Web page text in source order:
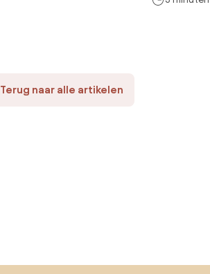
Terug naar alle artikelen